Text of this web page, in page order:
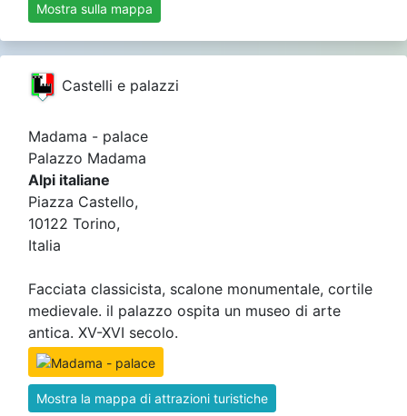
Mostra sulla mappa
Castelli e palazzi
Madama - palace
Palazzo Madama
Alpi italiane
Piazza Castello,
10122 Torino,
Italia
Facciata classicista, scalone monumentale, cortile
medievale. il palazzo ospita un museo di arte
antica. XV-XVI secolo.
Mostra la mappa di attrazioni turistiche